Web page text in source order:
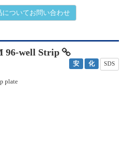
についてお問い合わせ
96-well Strip
安 化 SDS
plate